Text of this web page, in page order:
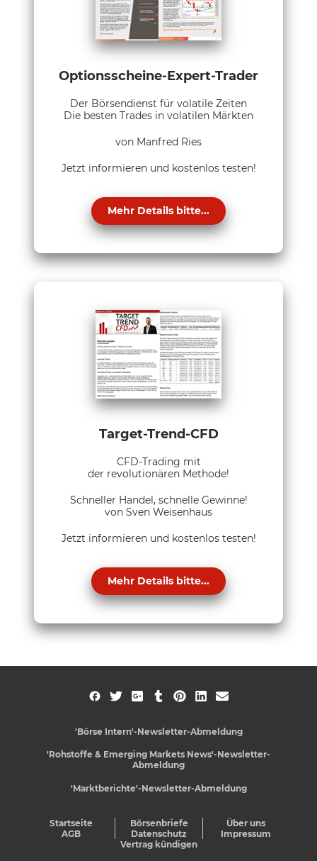
Optionsscheine-Expert-Trader
Der Börsendienst für volatile Zeiten
Die besten Trades in volatilen Märkten
von Manfred Ries
Jetzt informieren und kostenlos testen!
Mehr Details bitte...
Target-Trend-CFD
CFD-Trading mit
der revolutionären Methode!
Schneller Handel, schnelle Gewinne!
von Sven Weisenhaus
Jetzt informieren und kostenlos testen!
Mehr Details bitte...
'Börse Intern'-Newsletter-Abmeldung
'Rohstoffe & Emerging Markets News'-Newsletter-
Abmeldung
'Marktberichte'-Newsletter-Abmeldung
Startseite Börsenbriefe
Über uns
AGB
Datenschutz
Impressum
Vertrag kündigen